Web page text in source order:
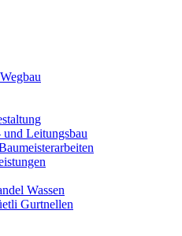
Leitungsbau
Wassen
Gurtnellen